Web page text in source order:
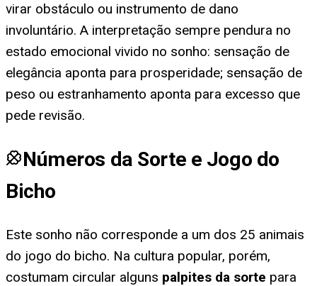
virar obstáculo ou instrumento de dano
involuntário. A interpretação sempre pendura no
estado emocional vivido no sonho: sensação de
elegância aponta para prosperidade; sensação de
peso ou estranhamento aponta para excesso que
pede revisão.
Números da Sorte e Jogo do
Bicho
Este sonho não corresponde a um dos 25 animais
do jogo do bicho. Na cultura popular, porém,
costumam circular alguns palpites da sorte para